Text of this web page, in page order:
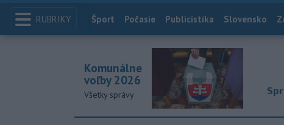
RUBRIKY Index
Šport Počasie Publicistika Slovensko
Komunálne
voľby 2026
Všetky správy